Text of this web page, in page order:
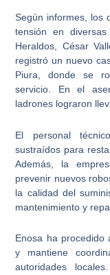
Según informes, los
tensión en
Heraldos, César
registró un nuevo
Piura, donde se
servicio. En el
ladrones lograron
El personal
sustraídos para
Además, la
prevenir nuevos
la calidad del
mantenimiento y
Enosa ha
y mantiene
autoridades